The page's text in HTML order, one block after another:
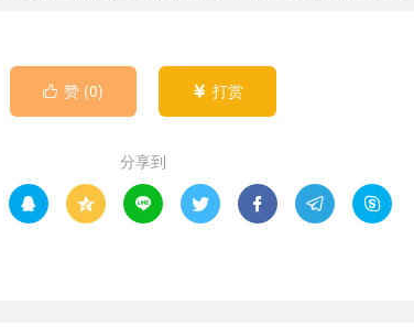
 赞 (0)  打赏
分享到
      